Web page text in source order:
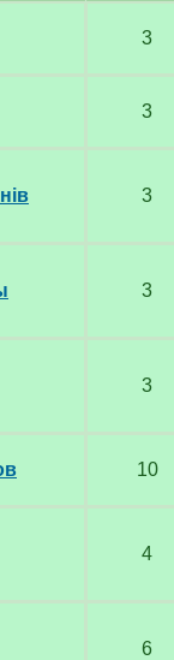
3
3
3
3
3
10
4
6